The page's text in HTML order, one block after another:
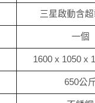
三星啟動含
一個
1600 x 1050 x
650公